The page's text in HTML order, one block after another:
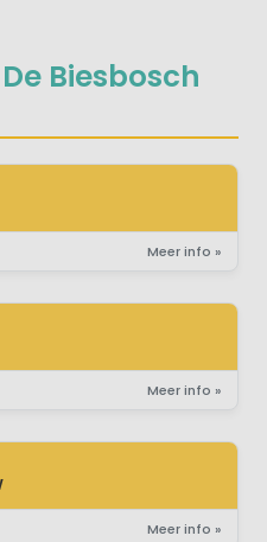
Biesbosch
Meer info »
Meer info »
Meer info »